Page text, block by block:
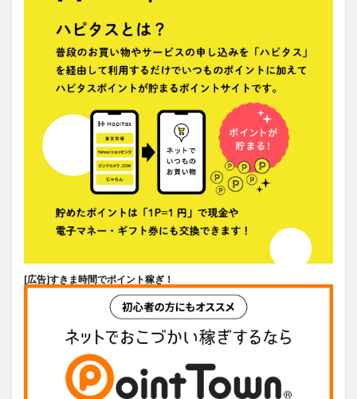
[広告]すきま時間でポイント稼ぎ！